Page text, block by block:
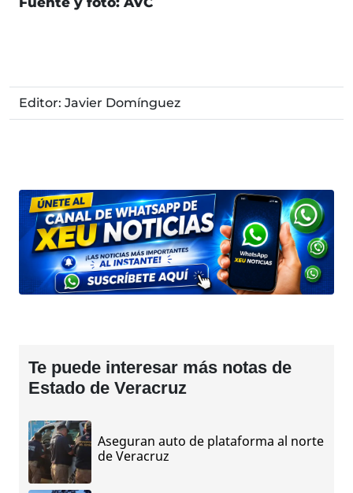
Editor: Javier Domínguez
Te puede interesar más notas de
Estado de Veracruz
Aseguran auto de plataforma al norte
de Veracruz